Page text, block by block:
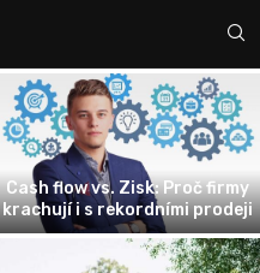
Cash flow vs. Zisk: Proč firmy
krachují i s rekordními prodeji